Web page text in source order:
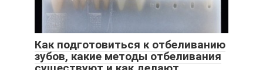
Как подготовиться к отбеливанию
зубов, какие методы отбеливания